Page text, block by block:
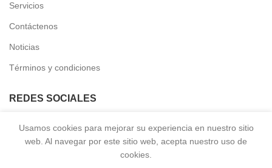
Servicios
Contáctenos
Noticias
Términos y condiciones
REDES SOCIALES
Instagram
Facebook
Usamos cookies para mejorar su experiencia en nuestro sitio
web. Al navegar por este sitio web, acepta nuestro uso de
cookies.